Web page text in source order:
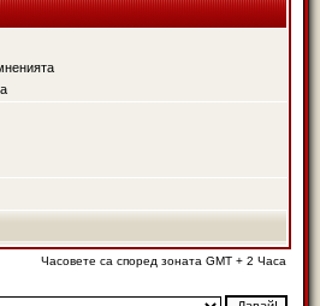
Часовете са според зоната GMT + 2 Часа